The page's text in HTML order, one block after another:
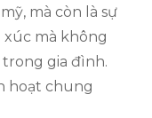
mà còn là sự
xúc mà không
trong gia đình.
hoạt chung